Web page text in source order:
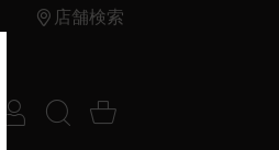
店舗検索
ログイン
検索 (キーワード
カート 0 アイ